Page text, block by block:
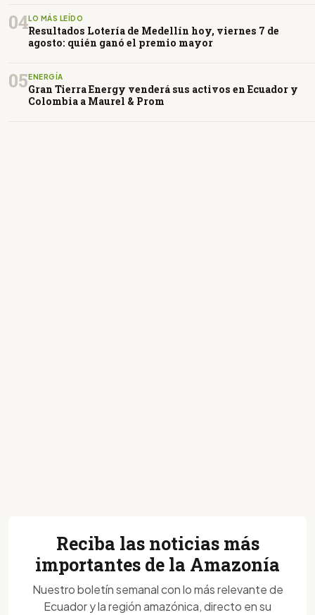
04LO MÁS LEÍDO
Resultados Lotería de Medellín hoy, viernes 7 de
agosto: quién ganó el premio mayor
05 ENERGÍA
Gran Tierra Energy venderá sus activos en Ecuador y
Colombia a Maurel & Prom
Reciba las noticias más
importantes de la Amazonía
Nuestro boletín semanal con lo más relevante de
Ecuador y la región amazónica, directo en su